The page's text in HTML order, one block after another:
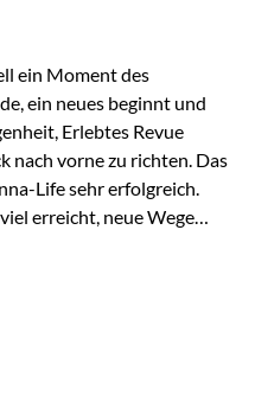
Maximilian
ein Moment des
ein neues beginnt und
Erlebtes Revue
nach vorne zu richten. Das
Life sehr erfolgreich.
erreicht, neue Wege
aber auch unsere
gemeinsamen